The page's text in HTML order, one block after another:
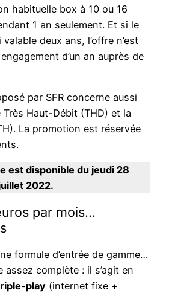
habituelle box à 10 ou 16
1 an seulement. Et si le
deux ans, l’offre n’est
d’un an auprès de
par SFR concerne aussi
Très Haut-Débit (THD) et la
La promotion est réservée
est disponible du jeudi 28
2022.
par mois…
formule d’entrée de gamme…
assez complète : il s’agit en
play (internet fixe +